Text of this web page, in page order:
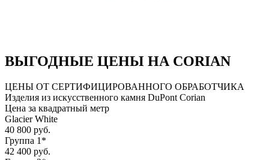
ВЫГОДНЫЕ ЦЕНЫ НА CORIAN
ЦЕНЫ ОТ СЕРТИФИЦИРОВАННОГО ОБРАБОТЧИКА
Изделия из искусственного камня DuPont Corian
Цена за квадратный метр
Glacier White
40 800 руб.
Группа 1*
42 400 руб.